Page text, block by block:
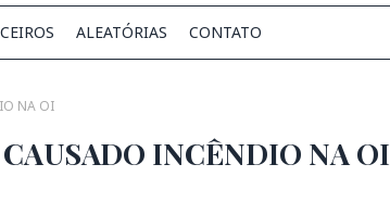
ALEATÓRIAS CONTATO
NA OI
INCÊNDIO NA OI